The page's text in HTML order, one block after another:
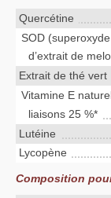
Quercétine
SOD
d’extrait de
Extrait de thé vert
Vitamine E
liaisons 25 %*
Lutéine
Lycopène
Composition